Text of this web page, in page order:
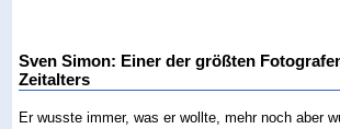
Sven Simon: Einer der größten
Zeitalters
Er wusste immer, was er wollte, mehr noch aber